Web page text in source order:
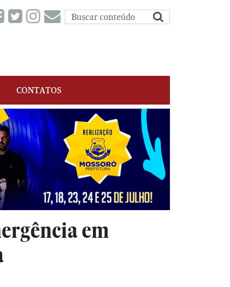
CONTATOS
em